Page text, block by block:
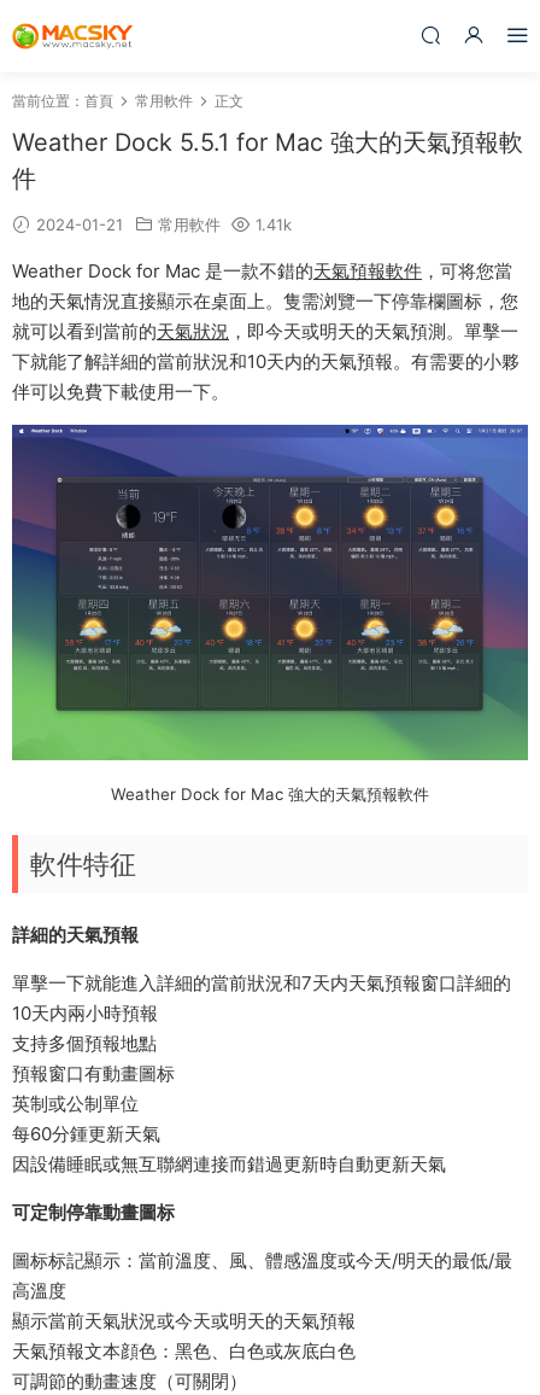
當前位置： 首頁 常用軟件 正文
Weather Dock 5.5.1 for Mac 強大的天氣預報軟
件
2024-01-21 常用軟件 1.41k
Weather Dock for Mac 是一款不錯的天氣預報軟件 ，可将您當
地的天氣情況直接顯示在桌面上。隻需浏覽一下停靠欄圖标，您
就可以看到當前的天氣狀況 ，即今天或明天的天氣預測。單擊一
下就能了解詳細的當前狀況和10天内的天氣預報。有需要的小夥
伴可以免費下載使用一下。
Weather Dock for Mac 強大的天氣預報軟件
軟件特征
詳細的天氣預報
單擊一下就能進入詳細的當前狀況和7天内天氣預報窗口詳細的
10天内兩小時預報
支持多個預報地點
預報窗口有動畫圖标
英制或公制單位
每60分鍾更新天氣
因設備睡眠或無互聯網連接而錯過更新時自動更新天氣
可定制停靠動畫圖标
圖标标記顯示：當前溫度、風、體感溫度或今天/明天的最低/最
高溫度
顯示當前天氣狀況或今天或明天的天氣預報
天氣預報文本顔色：黑色、白色或灰底白色
可調節的動畫速度（可關閉）